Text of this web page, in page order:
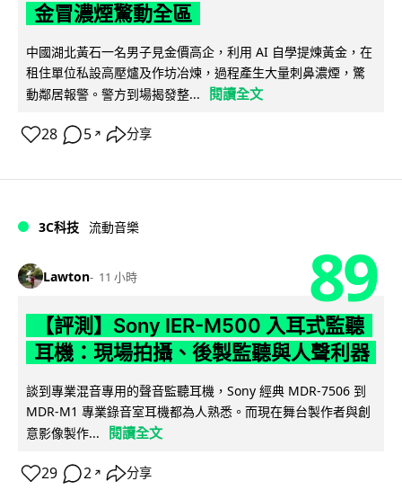
金冒濃煙驚動全區
中國湖北黃石一名男子見金價高企，利用 AI 自學提煉黃金，在
租住單位私設高壓爐及作坊冶煉，過程產生大量刺鼻濃煙，驚
動鄰居報警。警方到場揭發整...
閱讀全文
28 5 ↗ 分享
3C科技 流動音樂
Lawton 11 小時 89
【評測】Sony IER-M500 入耳式監聽
耳機：現場拍攝、後製監聽與人聲利器
談到專業混音專用的聲音監聽耳機，Sony 經典 MDR-7506 到
MDR-M1 專業錄音室耳機都為人熟悉。而現在舞台製作者與創
意影像製作...
閱讀全文
29 2 ↗ 分享